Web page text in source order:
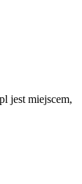
jest miejscem,